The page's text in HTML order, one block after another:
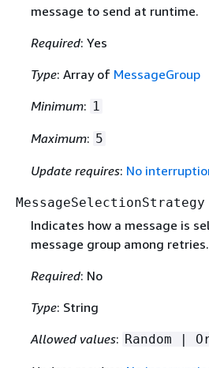
message to send at runtime.
Required: Yes
Type: Array of MessageGroup
Minimum: 1
Maximum: 5
Update requires: No
MessageSelectionStrategy
Indicates how a message is
message group among retries.
Required: No
Type: String
Allowed values: Random |